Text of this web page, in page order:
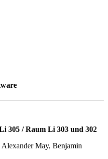
305 / Raum Li 303 und 302
May, Benjamin